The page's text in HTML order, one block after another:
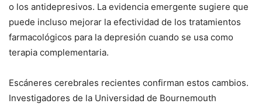
o los antidepresivos. La evidencia emergente sugiere que
puede incluso mejorar la efectividad de los tratamientos
farmacológicos para la depresión cuando se usa como
terapia complementaria.
Escáneres cerebrales recientes confirman estos cambios.
Investigadores de la Universidad de Bournemouth